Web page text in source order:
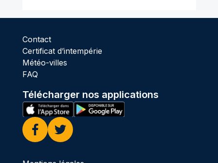
Contact
Certificat d’intempérie
Météo-villes
FAQ
Télécharger nos applications
Facebook
Twitter